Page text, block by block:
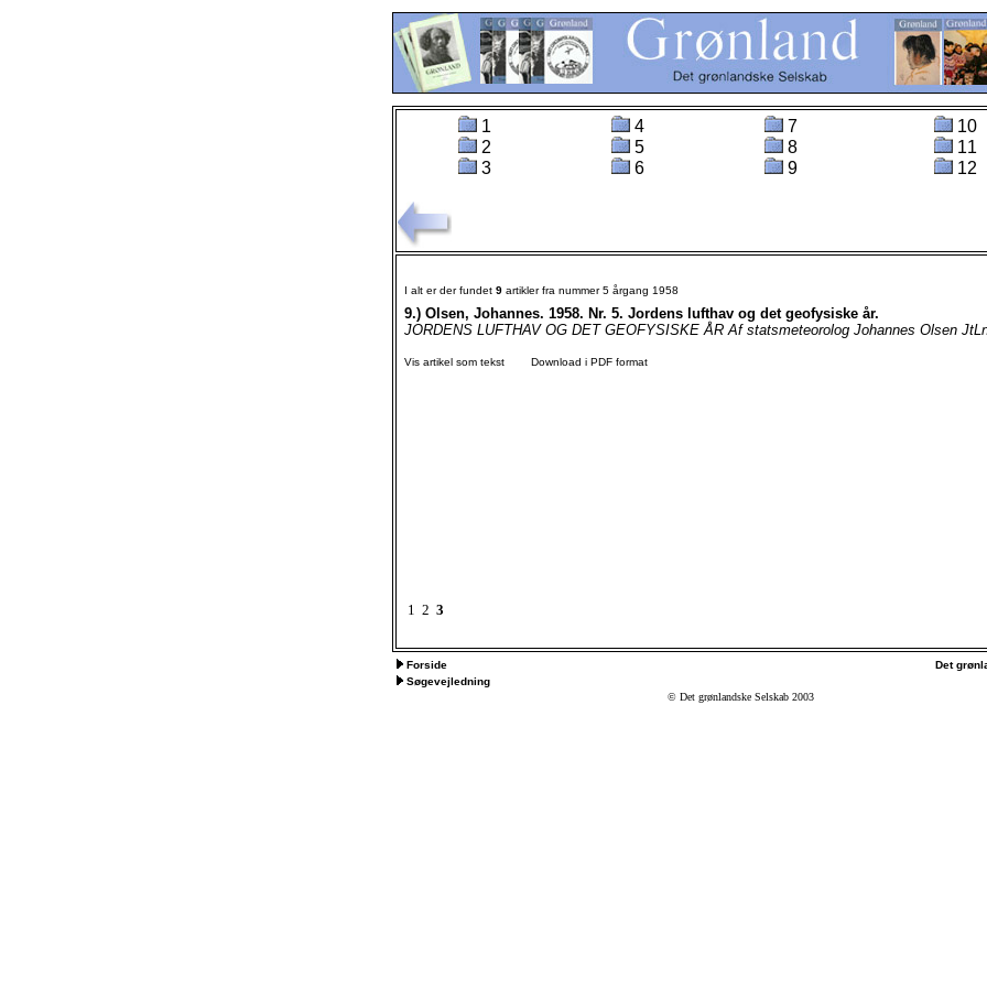
1
2
3
4
5
6
7
8
9
10
11
12
I alt er der fundet 9 artikler fra nummer 5 årgang 1958
9.) Olsen, Johannes. 1958. Nr. 5. Jordens lufthav og det geofysiske år.
JORDENS LUFTHAV OG DET GEOFYSISKE ÅR Af statsmeteorolog Johannes Olsen
Vis artikel som tekst Download i PDF format
1 2 3
Forside
Det
Søgevejledning
© Det grønlandske Selskab 2003